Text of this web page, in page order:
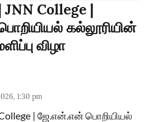
College |
கல்லூரியின்
விழா
1:30 pm
| ஜே.என்.என் பொறியியல்